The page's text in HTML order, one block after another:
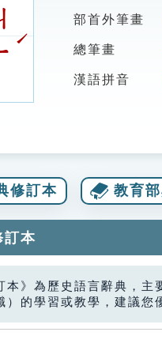
ˊ
部首外筆畫
總筆畫
漢語拼音
修訂本 教育
訂本
本》為歷史語言辭典，
）的學習或教學，建議您